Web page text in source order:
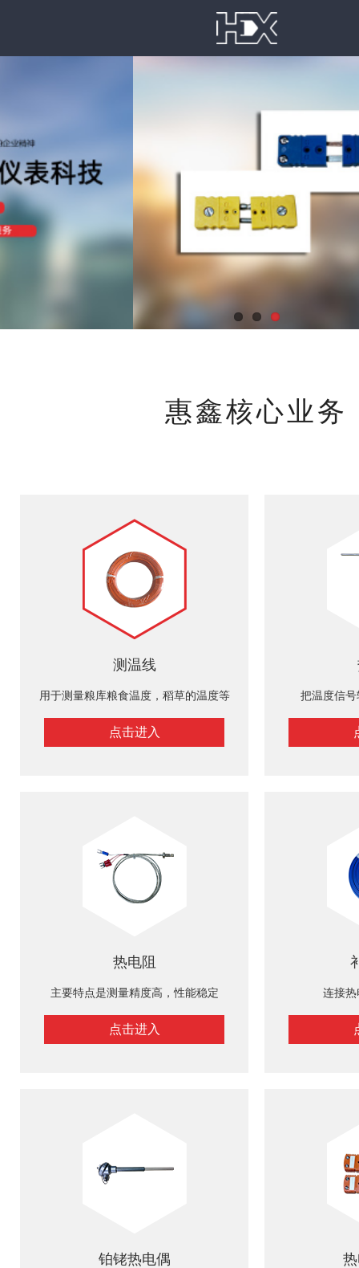
惠鑫核心业务
测温线
用于测量粮库粮食温度，稻草的温度等
点击进入
把温度信
热电阻
主要特点是测量精度高，性能稳定
点击进入
连接
铂铑热电偶